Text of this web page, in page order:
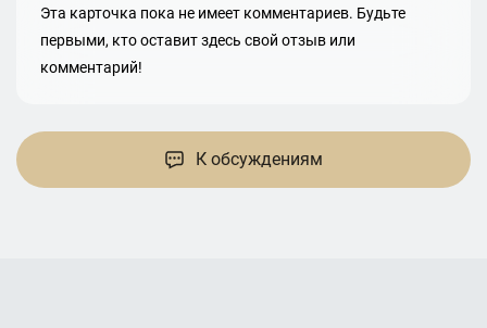
Эта карточка пока не имеет комментариев. Будьте
первыми, кто оставит здесь свой отзыв или
комментарий!
К обсуждениям